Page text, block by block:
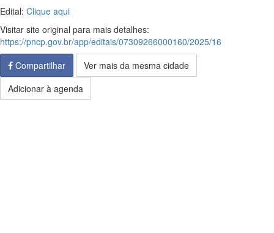
Edital: Clique aqui
Visitar site original para mais detalhes:
https://pncp.gov.br/app/editais/07309266000160/2025/16
Compartilhar
Ver mais da mesma cidade
Adicionar à agenda